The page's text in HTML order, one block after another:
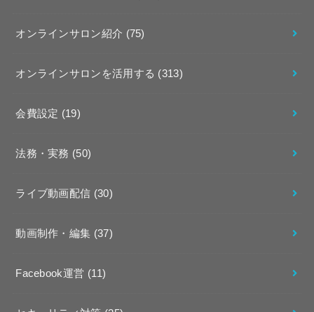
オンラインサロン紹介 (75)
オンラインサロンを活用する (313)
会費設定 (19)
法務・実務 (50)
ライブ動画配信 (30)
動画制作・編集 (37)
Facebook運営 (11)